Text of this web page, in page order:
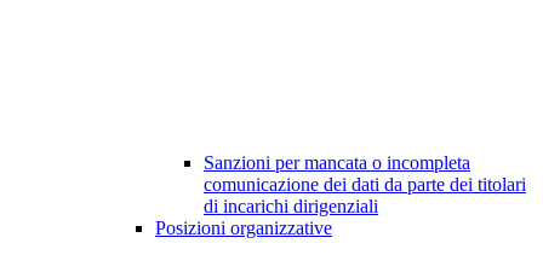
Sanzioni per mancata o incompleta
comunicazione dei dati da parte dei titolari
di incarichi dirigenziali
Posizioni organizzative